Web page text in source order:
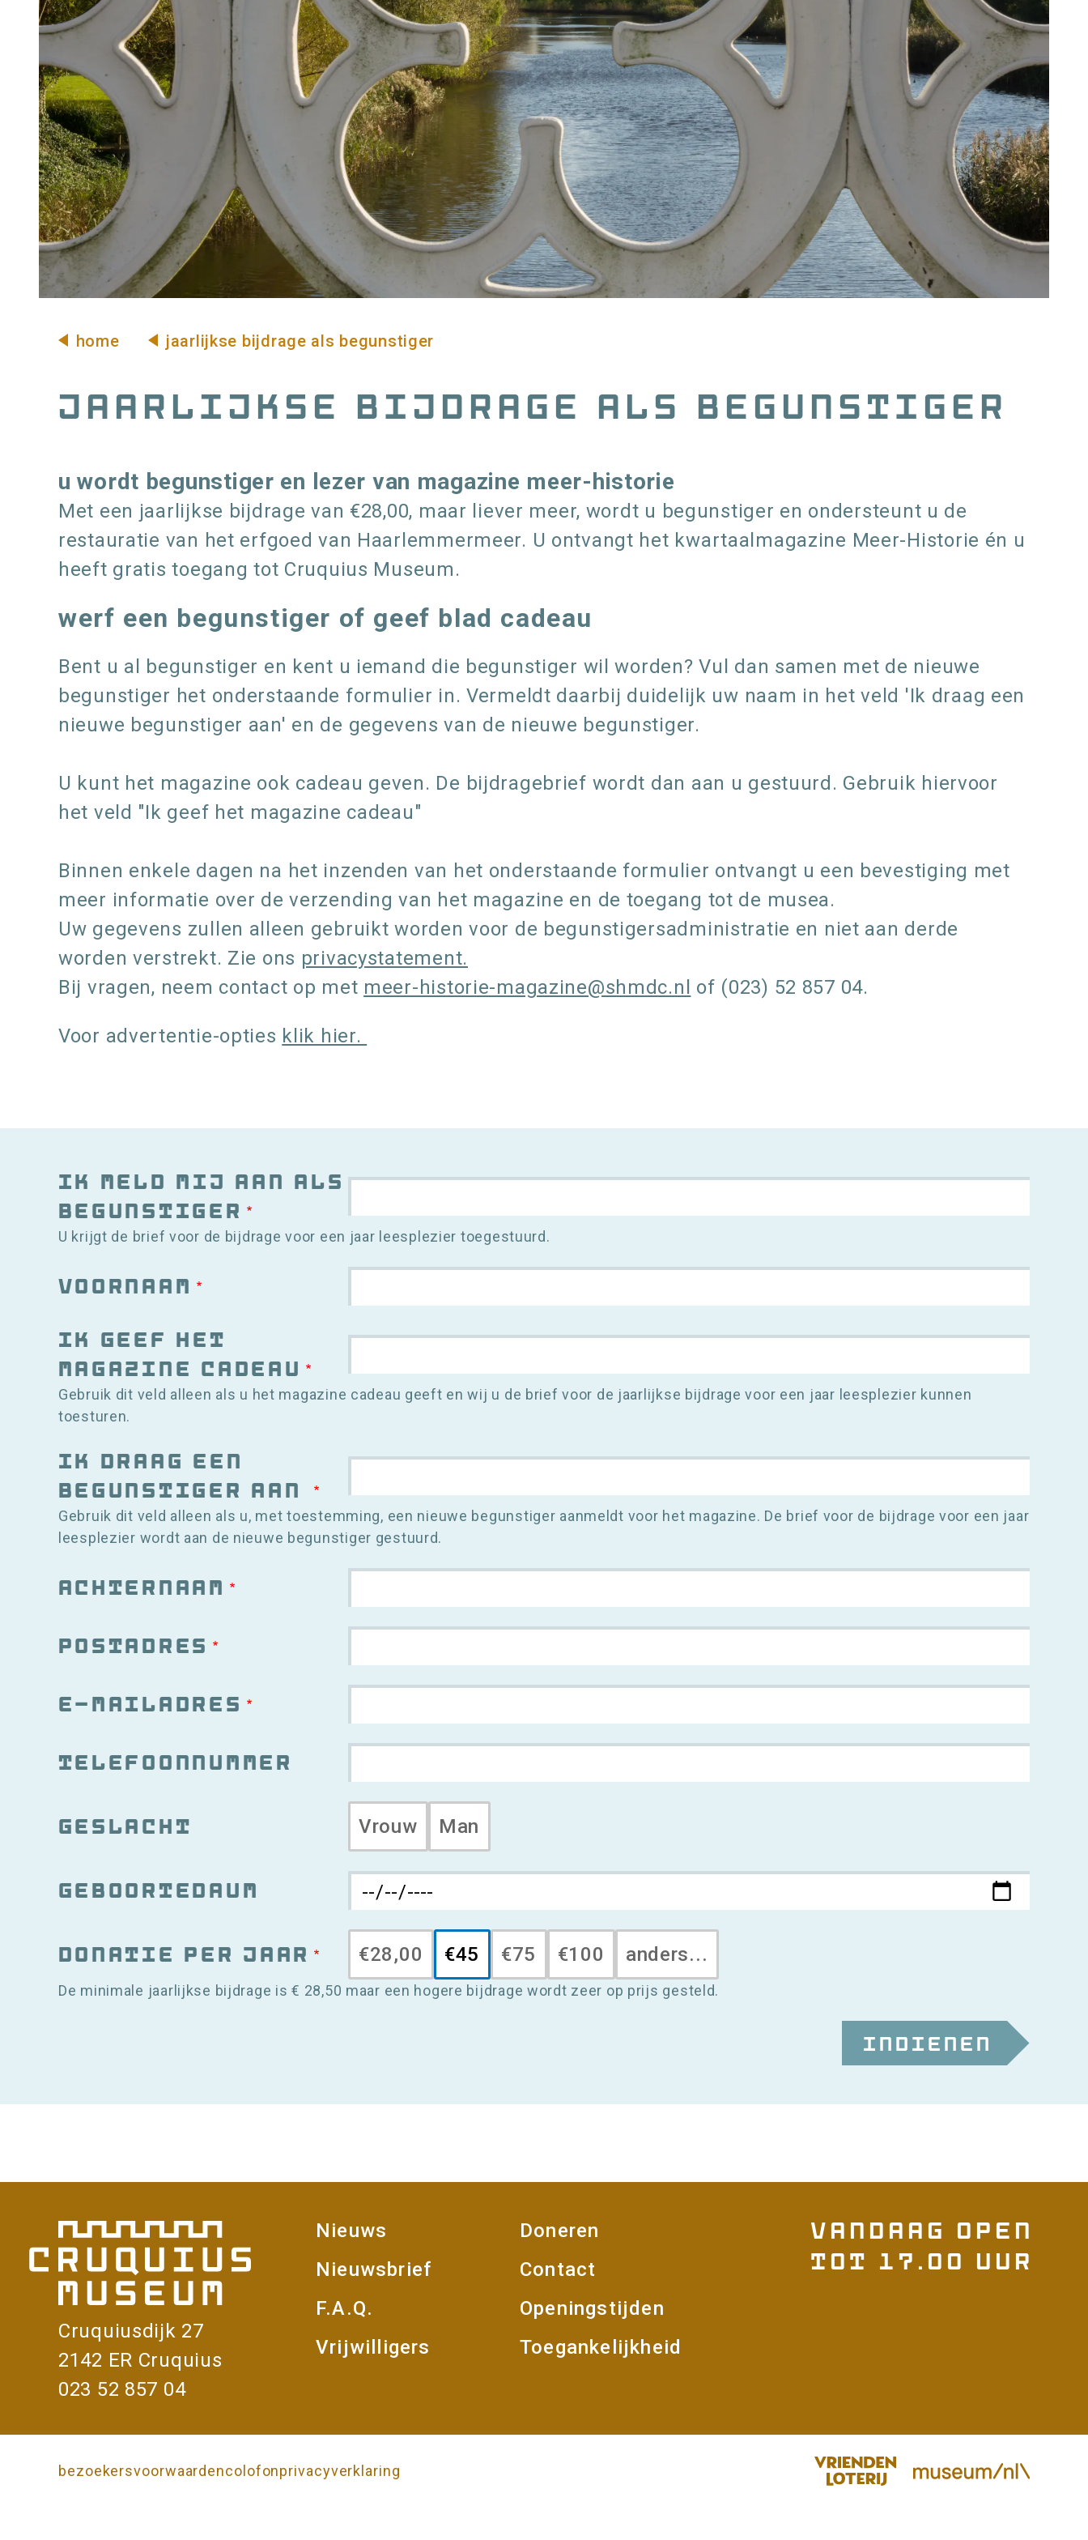
u
e
u
m
home jaarlijkse bijdrage als begunstiger
Jaarlijkse bijdrage als begunstiger
u wordt begunstiger en lezer van magazine meer-historie
Met een jaarlijkse bijdrage van €28,00, maar liever meer, wordt u begunstiger en ondersteunt u de
restauratie van het erfgoed van Haarlemmermeer. U ontvangt het kwartaalmagazine Meer-Historie én u
heeft gratis toegang tot Cruquius Museum.
werf een begunstiger of geef blad cadeau
Bent u al begunstiger en kent u iemand die begunstiger wil worden? Vul dan samen met de nieuwe
begunstiger het onderstaande formulier in. Vermeldt daarbij duidelijk uw naam in het veld 'Ik draag een
nieuwe begunstiger aan' en de gegevens van de nieuwe begunstiger.
U kunt het magazine ook cadeau geven. De bijdragebrief wordt dan aan u gestuurd. Gebruik hiervoor
het veld "Ik geef het magazine cadeau"
Binnen enkele dagen na het inzenden van het onderstaande formulier ontvangt u een bevestiging met
meer informatie over de verzending van het magazine en de toegang tot de musea.
Uw gegevens zullen alleen gebruikt worden voor de begunstigersadministratie en niet aan derde
worden verstrekt. Zie ons privacystatement.
Bij vragen, neem contact op met meer-historie-magazine@shmdc.nl of (023) 52 857 04.
Voor advertentie-opties klik hier.
Ik meld mij aan als
begunstiger
U krijgt de brief voor de bijdrage voor een jaar leesplezier toegestuurd.
Voornaam
Ik geef het
magazine cadeau
Gebruik dit veld alleen als u het magazine cadeau geeft en wij u de brief voor de jaarlijkse bijdrage voor een jaar leesplezier kunnen
toesturen.
Ik draag een
begunstiger aan
Gebruik dit veld alleen als u, met toestemming, een nieuwe begunstiger aanmeldt voor het magazine. De brief voor de bijdrage voor een jaar
leesplezier wordt aan de nieuwe begunstiger gestuurd.
Achternaam
Postadres
E-mailadres
Telefoonnummer
Geslacht Vrouw Man
Geboortedaum
Donatie per jaar €28,00 €45 €75 €100 anders...
De minimale jaarlijkse bijdrage is € 28,50 maar een hogere bijdrage wordt zeer op prijs gesteld.
Cruquiusdijk 27
2142 ER Cruquius
023 52 857 04
Voet
Nieuws
Nieuwsbrief
F.A.Q.
Vrijwilligers
Doneren
Contact
Openingstijden
Toegankelijkheid
Vandaag open
tot 17.00 uur
Onderkant
bezoekersvoorwaardencolofonprivacyverklaring